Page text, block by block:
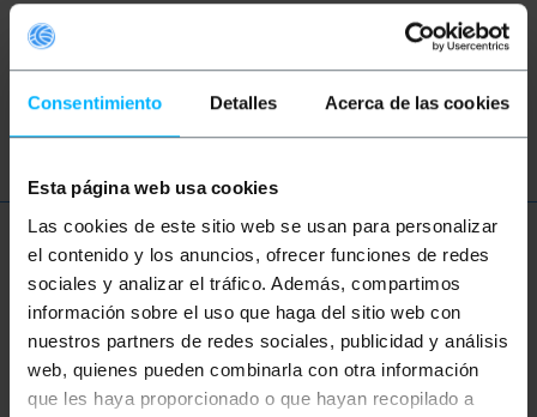
Consentimiento Detalles Acerca de las cookies
Esta página web usa cookies
Las cookies de este sitio web se usan para personalizar
el contenido y los anuncios, ofrecer funciones de redes
sociales y analizar el tráfico. Además, compartimos
información sobre el uso que haga del sitio web con
nuestros partners de redes sociales, publicidad y análisis
web, quienes pueden combinarla con otra información
que les haya proporcionado o que hayan recopilado a
ftth fibra ottica gigabit
Ulteriori informazioni
Descrizione